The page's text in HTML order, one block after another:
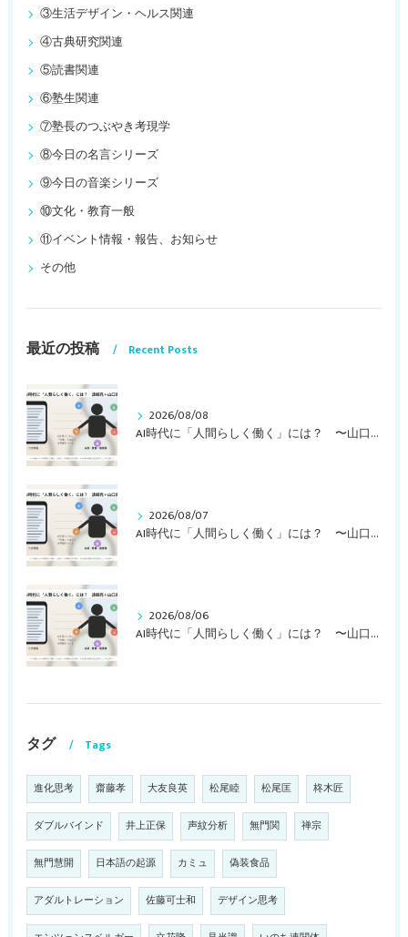
③生活デザイン・ヘルス関連
④古典研究関連
⑤読書関連
⑥塾生関連
⑦塾長のつぶやき考現学
⑧今日の名言シリーズ
⑨今日の音楽シリーズ
⑩文化・教育一般
⑪イベント情報・報告、お知らせ
その他
最近の投稿 Recent Posts
2026/08/08
AI時代に「人間らしく働く」には？ 〜山口周さんの対談動画・文字起こし（その２）〜
2026/08/07
AI時代に「人間らしく働く」には？ 〜山口周さんの対談動画・文字起こし（その１）〜
2026/08/06
AI時代に「人間らしく働く」には？ 〜山口周さんのインタビュー記事、動画より〜
タグ Tags
進化思考 齋藤孝 大友良英 松尾睦 松尾匡 柊木匠
ダブルバインド 井上正保 声紋分析 無門関 禅宗
無門慧開 日本語の起源 カミュ 偽装食品
アダルトレーション 佐藤可士和 デザイン思考